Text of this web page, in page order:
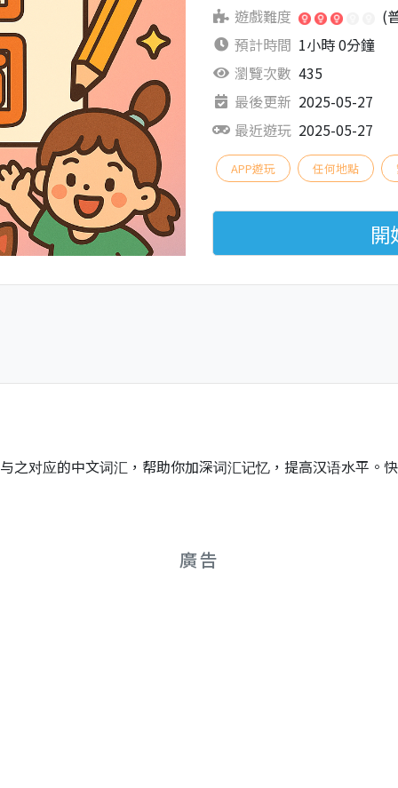
遊戲難度
(
預計時間 1小時 0分鐘
瀏覽次數 435
最後更新 2025-05-27
最近遊玩 2025-05-27
APP遊玩 任何地點
開
对应的中文词汇，帮助你加深词汇记忆，提高汉语水平。
廣告